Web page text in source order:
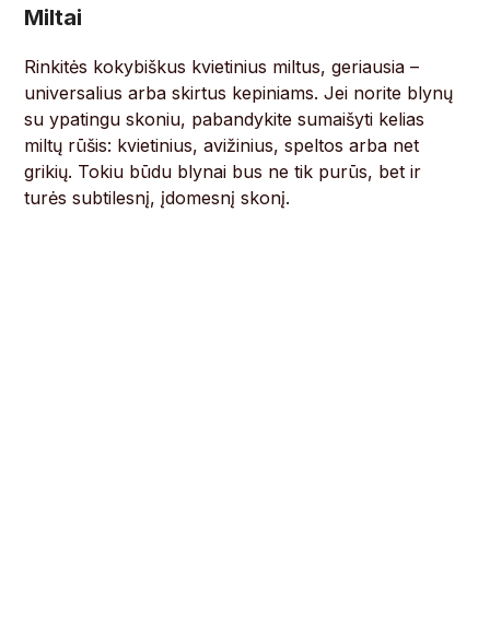
Miltai
Rinkitės kokybiškus kvietinius miltus, geriausia –
universalius arba skirtus kepiniams. Jei norite blynų
su ypatingu skoniu, pabandykite sumaišyti kelias
miltų rūšis: kvietinius, avižinius, speltos arba net
grikių. Tokiu būdu blynai bus ne tik purūs, bet ir
turės subtilesnį, įdomesnį skonį.